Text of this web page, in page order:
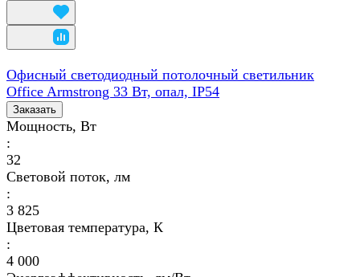
Офисный светодиодный потолочный светильник
Office Armstrong 33 Вт, опал, IP54
Заказать
Мощность, Вт
:
32
Световой поток, лм
:
3 825
Цветовая температура, К
:
4 000